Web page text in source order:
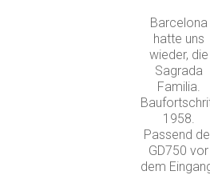
Barcelona
hatte uns
wieder, die
Sagrada
Familia.
1958.
Passend
GD750 vor
dem